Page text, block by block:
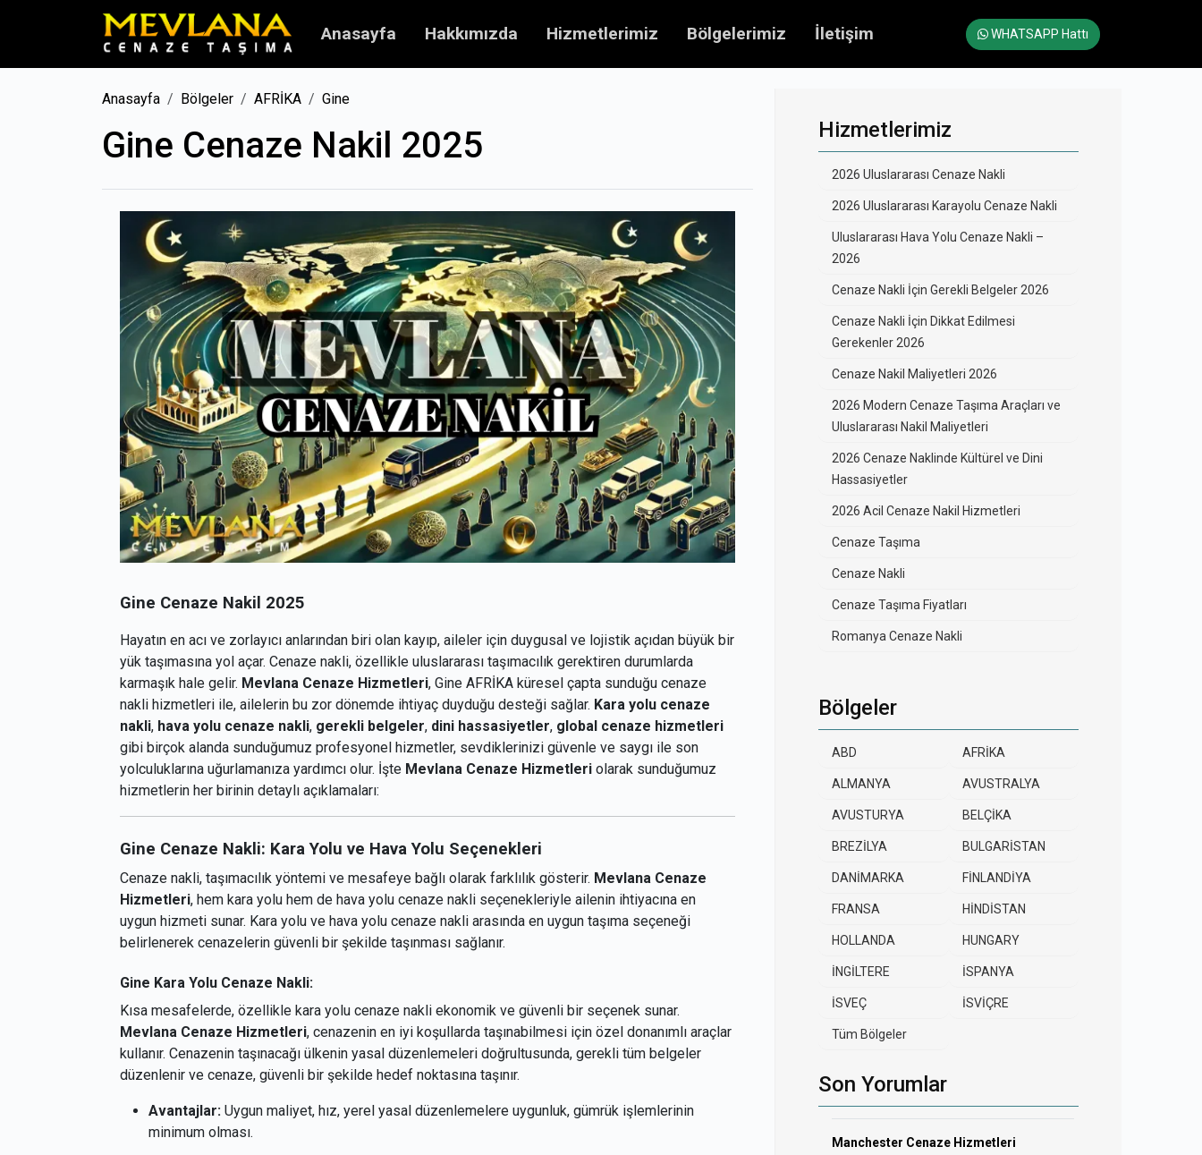
Anasayfa Hakkımızda Hizmetlerimiz Bölgelerimiz İletişim WHATSAPP Hattı
Anasayfa Bölgeler AFRİKA Gine
Gine Cenaze Nakil 2025
Gine Cenaze Nakil 2025
Hayatın en acı ve zorlayıcı anlarından biri olan kayıp, aileler için duygusal ve lojistik açıdan büyük bir
yük taşımasına yol açar. Cenaze nakli, özellikle uluslararası taşımacılık gerektiren durumlarda
karmaşık hale gelir. Mevlana Cenaze Hizmetleri, Gine AFRİKA küresel çapta sunduğu cenaze
nakli hizmetleri ile, ailelerin bu zor dönemde ihtiyaç duyduğu desteği sağlar. Kara yolu cenaze
nakli, hava yolu cenaze nakli, gerekli belgeler, dini hassasiyetler, global cenaze hizmetleri
gibi birçok alanda sunduğumuz profesyonel hizmetler, sevdiklerinizi güvenle ve saygı ile son
yolculuklarına uğurlamanıza yardımcı olur. İşte Mevlana Cenaze Hizmetleri olarak sunduğumuz
hizmetlerin her birinin detaylı açıklamaları:
Gine Cenaze Nakli: Kara Yolu ve Hava Yolu Seçenekleri
Cenaze nakli, taşımacılık yöntemi ve mesafeye bağlı olarak farklılık gösterir. Mevlana Cenaze
Hizmetleri, hem kara yolu hem de hava yolu cenaze nakli seçenekleriyle ailenin ihtiyacına en
uygun hizmeti sunar. Kara yolu ve hava yolu cenaze nakli arasında en uygun taşıma seçeneği
belirlenerek cenazelerin güvenli bir şekilde taşınması sağlanır.
Gine Kara Yolu Cenaze Nakli:
Kısa mesafelerde, özellikle kara yolu cenaze nakli ekonomik ve güvenli bir seçenek sunar.
Mevlana Cenaze Hizmetleri, cenazenin en iyi koşullarda taşınabilmesi için özel donanımlı araçlar
kullanır. Cenazenin taşınacağı ülkenin yasal düzenlemeleri doğrultusunda, gerekli tüm belgeler
düzenlenir ve cenaze, güvenli bir şekilde hedef noktasına taşınır.
Avantajlar: Uygun maliyet, hız, yerel yasal düzenlemelere uygunluk, gümrük işlemlerinin
minimum olması.
Hizmetlerimiz
2026 Uluslararası Cenaze Nakli
2026 Uluslararası Karayolu Cenaze Nakli
Uluslararası Hava Yolu Cenaze Nakli –
2026
Cenaze Nakli İçin Gerekli Belgeler 2026
Cenaze Nakli İçin Dikkat Edilmesi
Gerekenler 2026
Cenaze Nakil Maliyetleri 2026
2026 Modern Cenaze Taşıma Araçları ve
Uluslararası Nakil Maliyetleri
2026 Cenaze Naklinde Kültürel ve Dini
Hassasiyetler
2026 Acil Cenaze Nakil Hizmetleri
Cenaze Taşıma
Cenaze Nakli
Cenaze Taşıma Fiyatları
Romanya Cenaze Nakli
Bölgeler
ABD AFRİKA
ALMANYA AVUSTRALYA
AVUSTURYA BELÇİKA
BREZİLYA BULGARİSTAN
DANİMARKA FİNLANDİYA
FRANSA HİNDİSTAN
HOLLANDA HUNGARY
İNGİLTERE İSPANYA
İSVEÇ İSVİÇRE
Tüm Bölgeler
Son Yorumlar
Manchester Cenaze Hizmetleri